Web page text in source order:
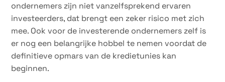
ondernemers zijn niet vanzelfsprekend ervaren
investeerders, dat brengt een zeker risico met zich
mee. Ook voor de investerende ondernemers zelf is
er nog een belangrijke hobbel te nemen voordat de
definitieve opmars van de kredietunies kan
beginnen.